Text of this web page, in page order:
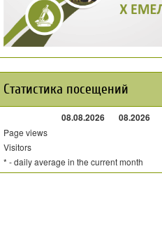
Статистика посещений
08.08.2026 08.2026
Page views
Visitors
* - daily average in the current month